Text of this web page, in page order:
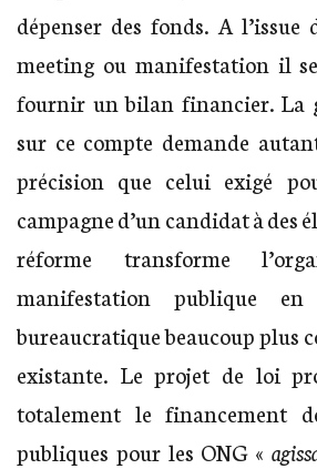
dépenser des fonds. A
meeting ou manifestation il
fournir un bilan financier. La
sur ce compte demande
précision que celui exigé
campagne d’un candidat à des
réforme transforme
manifestation publique
bureaucratique beaucoup plus
existante. Le projet de loi
totalement le financement
publiques pour les ONG «